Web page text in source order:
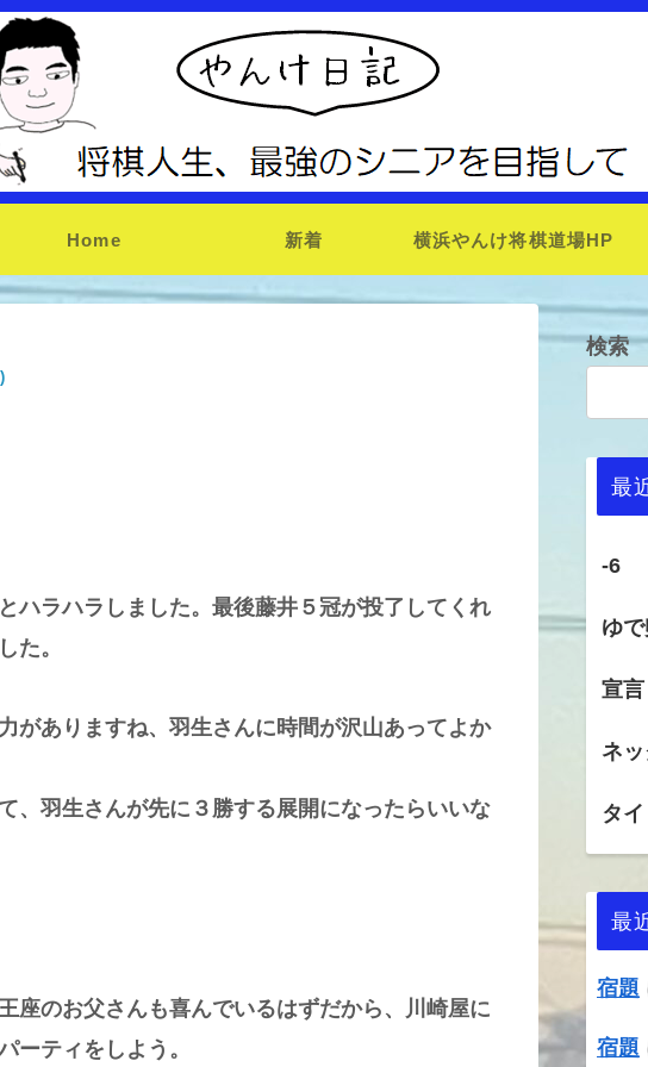
Home 新着 横浜やんけ将棋道場HP
ハラハラしました。最後藤井５冠が投了してくれ
た。
がありますね、羽生さんに時間が沢山あってよか
、羽生さんが先に３勝する展開になったらいいな
座のお父さんも喜んでいるはずだから、川崎屋に
ーティをしよう。
検索
最
-6
ゆ
宣言
ネッ
タ
最
宿題
宿題